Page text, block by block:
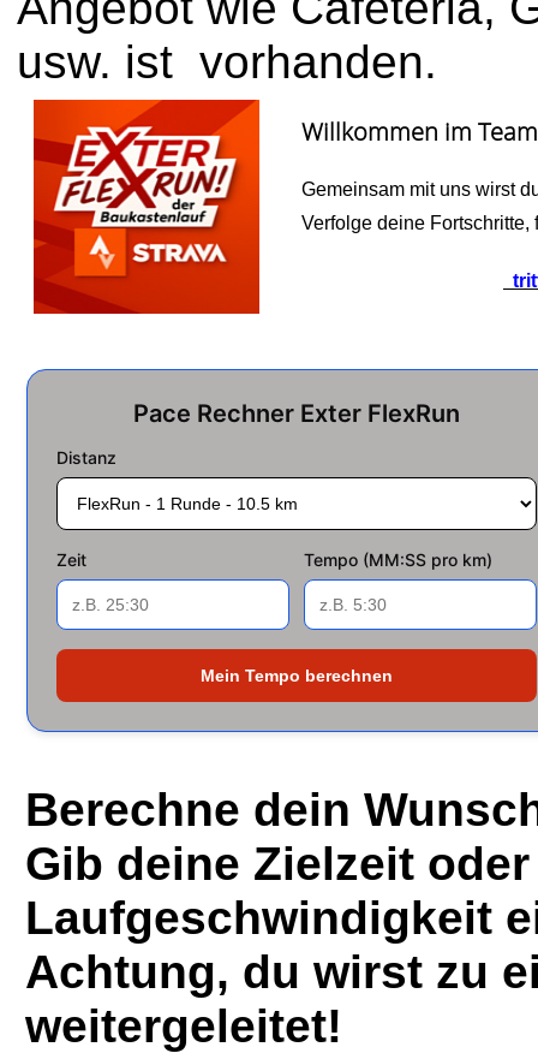
usw. ist vorhanden.
Willkommen im Team
Gemeinsam mit uns wirst
Verfolge deine
Pace Rechner Exter FlexRun
Distanz
Zeit Tempo (MM:SS pro km)
Mein Tempo berechnen
Berechne dein
Gib deine Zielzeit
Laufgeschwindigkeit
Achtung, du wirst zu
weitergeleitet!